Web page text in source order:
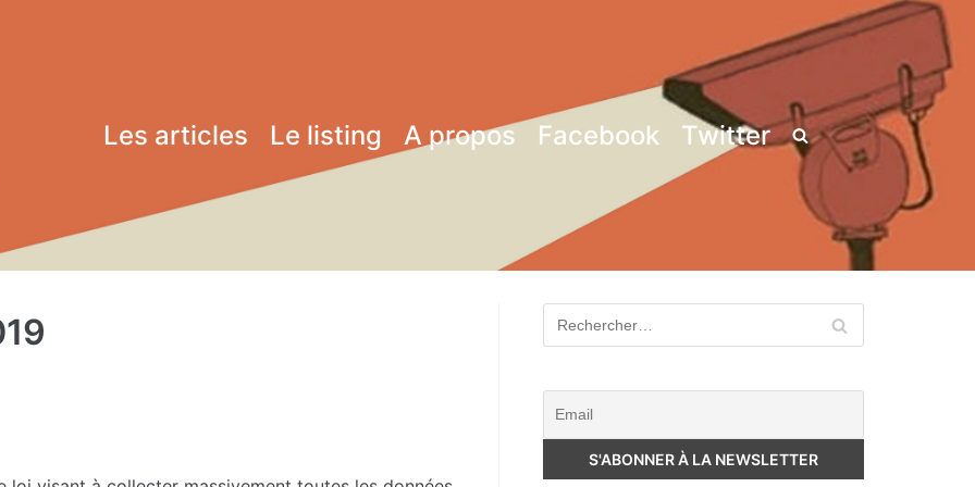
Les articles Le listing A propos Facebook Twitter